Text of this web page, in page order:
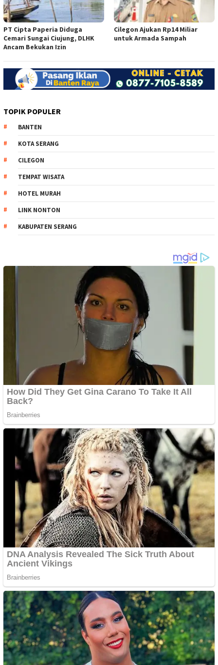
PT Cipta Paperia Diduga
Cemari Sungai Ciujung, DLHK
Ancam Bekukan Izin
Cilegon Ajukan Rp14 Miliar
untuk Armada Sampah
TOPIK POPULER
BANTEN
KOTA SERANG
CILEGON
TEMPAT WISATA
HOTEL MURAH
LINK NONTON
KABUPATEN SERANG